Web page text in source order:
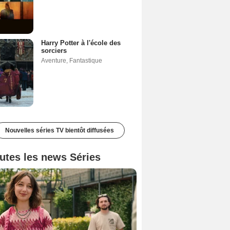
Harry Potter à l'école des
sorciers
Aventure, Fantastique
Nouvelles séries TV bientôt diffusées
les news Séries